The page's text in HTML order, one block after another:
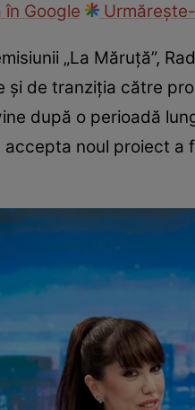
Google
„La Măruță”,
de tranziția către
după o perioadă
noul proiect